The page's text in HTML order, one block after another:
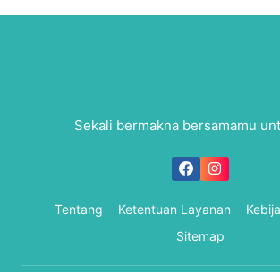
Sekali bermakna bersamamu
Tentang Ketentuan Layanan
Sitemap